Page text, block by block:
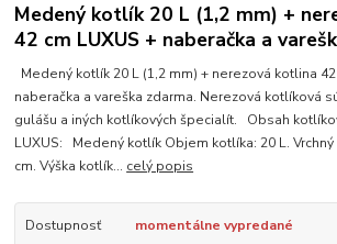
Medený kotlík 20 L (1,2 mm) +
42 cm LUXUS + naberačka a
Medený kotlík 20 L (1,2 mm) + nerezová kotlina
naberačka a vareška zdarma. Nerezová kotlíková
gulášu a iných kotlíkových špecialít. Obsah
LUXUS: Medený kotlík Objem kotlíka: 20 L.
cm. Výška kotlík... celý popis
Dostupnosť momentálne vypredané